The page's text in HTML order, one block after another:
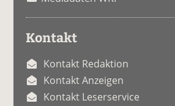
Kontakt
Kontakt Redaktion
Kontakt Anzeigen
Kontakt Leserservice